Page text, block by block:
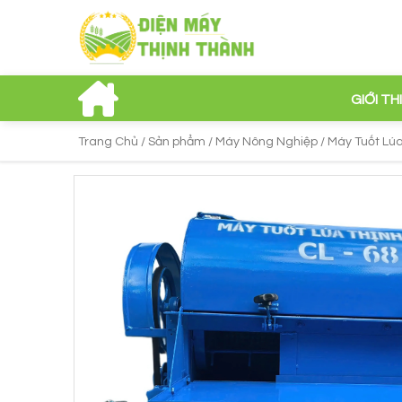
GIỚI
Trang Chủ / Sản phẩm / Máy Nông Nghiệp / Máy Tuốt